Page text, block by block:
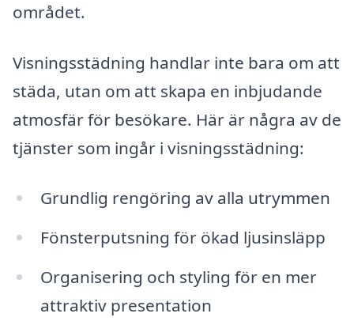
området.
Visningsstädning handlar inte bara om att
städa, utan om att skapa en inbjudande
atmosfär för besökare. Här är några av de
tjänster som ingår i visningsstädning:
Grundlig rengöring av alla utrymmen
Fönsterputsning för ökad ljusinsläpp
Organisering och styling för en mer
attraktiv presentation